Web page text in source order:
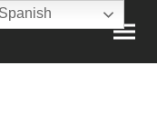
Spanish